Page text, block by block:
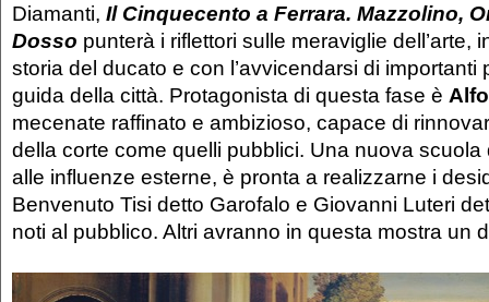
Diamanti, Il Cinquecento a Ferrara. Mazzolino,
Dosso punterà i riflettori sulle meraviglie dell’arte,
storia del ducato e con l’avvicendarsi di importanti
guida della città. Protagonista di questa fase è
mecenate raffinato e ambizioso, capace di
della corte come quelli pubblici. Una nuova scuola
alle influenze esterne, è pronta a realizzarne i
Benvenuto Tisi detto Garofalo e Giovanni Luteri
noti al pubblico. Altri avranno in questa mostra un